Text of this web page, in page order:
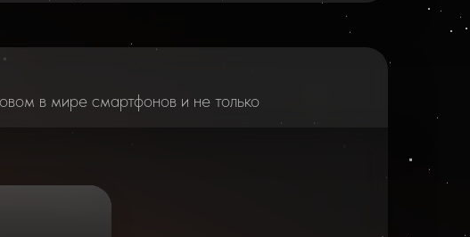
в мире смартфонов и не только